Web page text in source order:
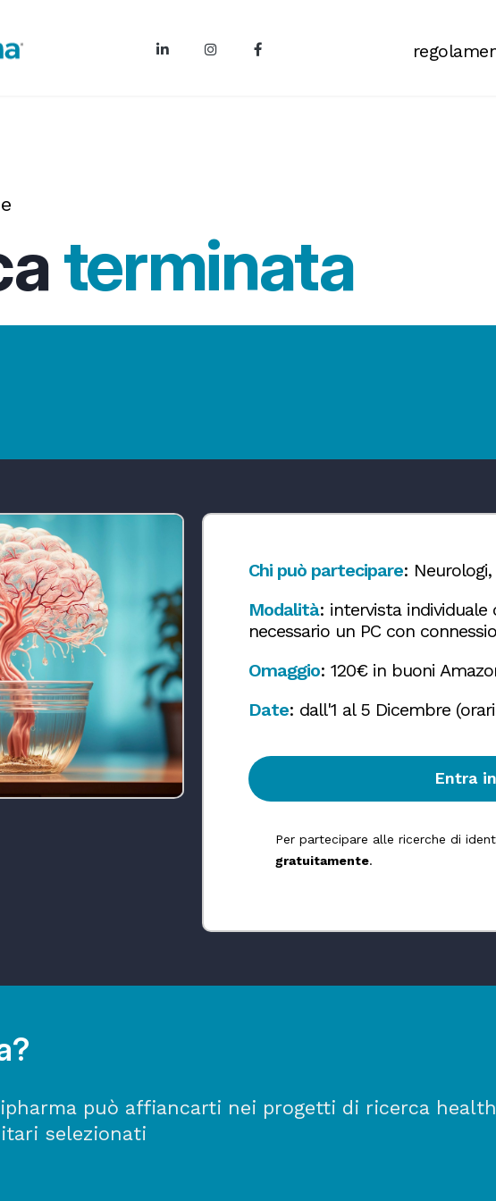
terminata
Chi può partecipare:
Modalità: intervista individuale
necessario un PC con
Omaggio: 120€ in buoni
Date: dall'1 al 5 Dicembre
Entra
Per partecipare alle ricerche di
gratuitamente.
può affiancarti nei progetti di ricerca
selezionati